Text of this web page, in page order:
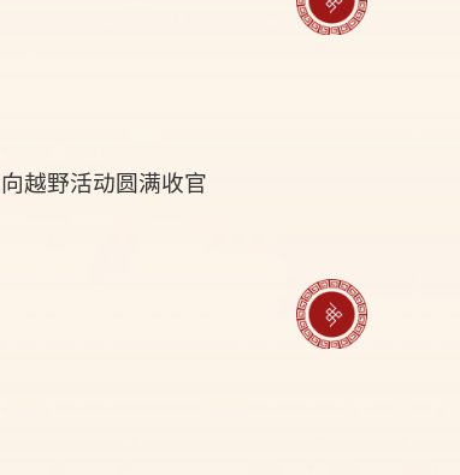
越野活动圆满收官